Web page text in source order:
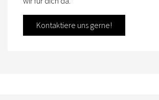
Kontaktiere uns gerne!